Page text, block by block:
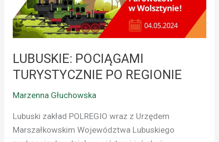
LUBUSKIE: POCIĄGAMI
TURYSTYCZNIE PO REGIONIE
Marzenna Głuchowska
Lubuski zakład POLREGIO wraz z Urzędem
Marszałkowskim Województwa Lubuskiego
REGIONIE